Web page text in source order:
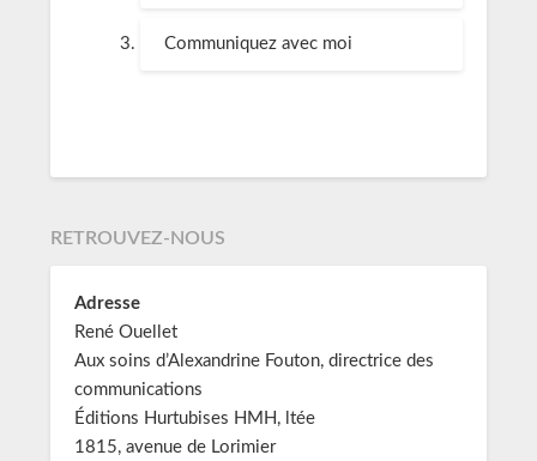
Communiquez avec moi
RETROUVEZ-NOUS
Adresse
René Ouellet
Aux soins d’Alexandrine Fouton, directrice des
communications
Éditions Hurtubises HMH, ltée
1815, avenue de Lorimier